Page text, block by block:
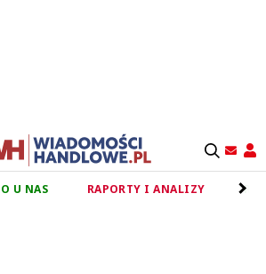
U NAS RAPORTY I ANALIZY